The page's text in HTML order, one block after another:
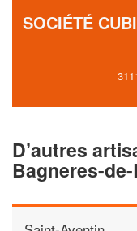
SOCIÉTÉ
D’autres
Bagneres-